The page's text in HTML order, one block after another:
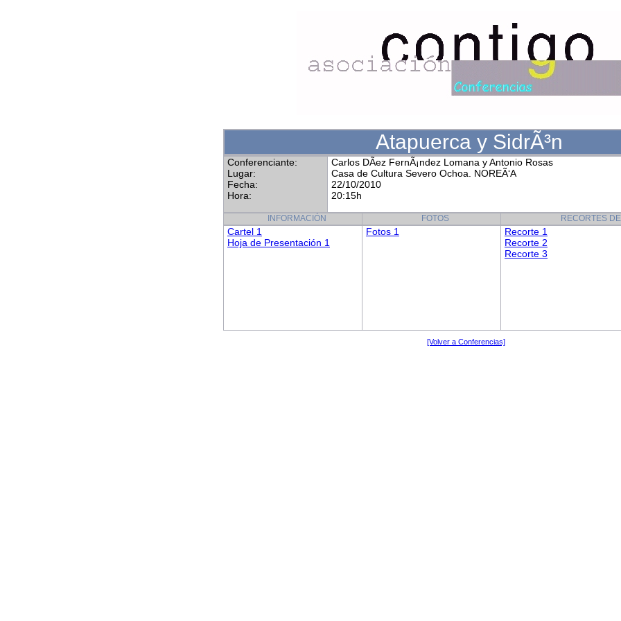
Atapuerca y SidrÃ³n
Conferenciante:
Lugar:
Fecha:
Hora:
Carlos DÃ­ez FernÃ¡ndez Lomana y Antonio Rosas
Casa de Cultura Severo Ochoa. NOREÃ‘A
22/10/2010
20:15h
INFORMACIÓN FOTOS RECORTES
Cartel 1
Hoja de Presentación 1
Fotos 1
Recorte 1
Recorte 2
Recorte 3
[Volver a Conferencias]